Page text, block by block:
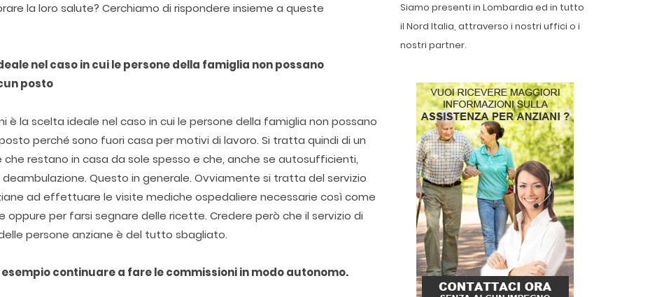
la loro salute? Cerchiamo di rispondere insieme a queste
nel caso in cui le persone della famiglia non possano
posto
è la scelta ideale nel caso in cui le persone della famiglia non possano
perché sono fuori casa per motivi di lavoro. Si tratta quindi di un
restano in casa da sole spesso e che, anche se autosufficienti,
Questo in generale. Ovviamente si tratta del servizio
ad effettuare le visite mediche ospedaliere necessarie così come
per farsi segnare delle ricette. Credere però che il servizio di
persone anziane è del tutto sbagliato.
continuare a fare le commissioni in modo autonomo.
Siamo presenti in Lombardia ed in tutto
il Nord Italia, attraverso i nostri uffici o i
nostri partner.